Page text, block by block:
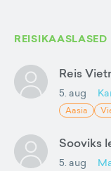
REISIKAASLASED
Reis
5. aug
Aasia
Sooviks
5. aug